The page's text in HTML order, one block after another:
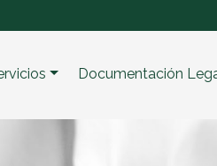
Documentación